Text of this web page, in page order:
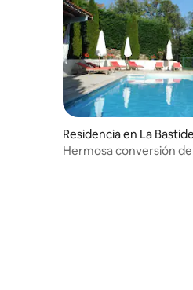
Residencia en La
êque
Hermosa conversión